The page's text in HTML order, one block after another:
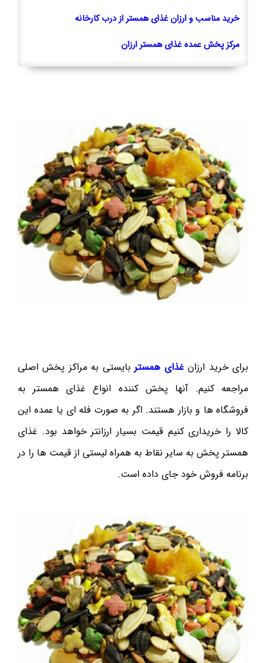
خرید مناسب و ارزان غذای همستر از درب کارخانه
مرکز پخش عمده غذای همستر ارزان
برای خرید ارزانغذای همستربایستی به مراکز پخش اصلی
مراجعه کنیم. آنها پخش کننده انواع غذای همستر به
فروشگاه ها و بازار هستند. اگر به صورت فله ای یا عمده این
کالا را خریداری کنیم قیمت بسیار ارزانتر خواهد بود. غذای
همستر پخش به سایر نقاط به همراه لیستی از قیمت ها را در
برنامه فروش خود جای داده است.